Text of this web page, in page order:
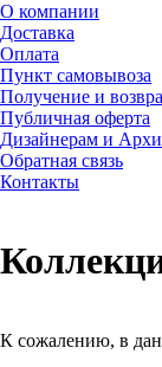
О компании
Доставка
Оплата
Пункт самовывоза
Получение и
Публичная оферта
Дизайнерам и
Обратная связь
Контакты
К сожалению, в